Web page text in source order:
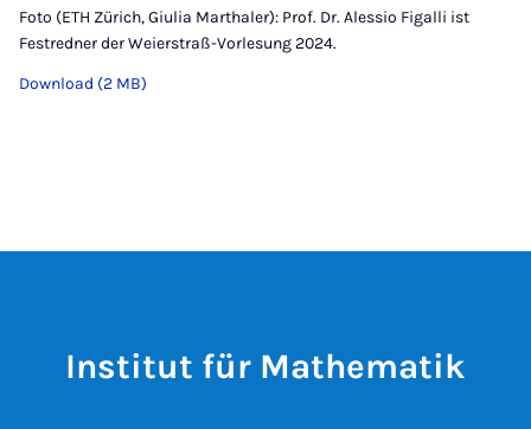
Foto (ETH Zürich, Giulia Marthaler): Prof. Dr. Alessio Figalli ist
Festredner der Weierstraß-Vorlesung 2024.
Download (2 MB)
Institut für Mathematik